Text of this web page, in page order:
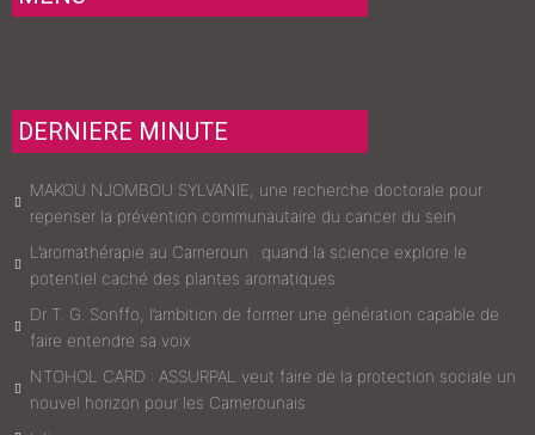
DERNIERE MINUTE
MAKOU NJOMBOU SYLVANIE, une recherche doctorale pour
repenser la prévention communautaire du cancer du sein
L’aromathérapie au Cameroun : quand la science explore le
potentiel caché des plantes aromatiques
Dr T. G. Sonffo, l’ambition de former une génération capable de
faire entendre sa voix
NTOHOL CARD : ASSURPAL veut faire de la protection sociale un
nouvel horizon pour les Camerounais